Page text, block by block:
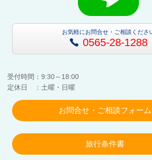
お気軽にお問合せ・ご相談くださ
0565-28-1288
受付時間：9:30～18:00
定休日 ：土曜・日曜
お問合せ・ご相談フォーム
旅行条件書